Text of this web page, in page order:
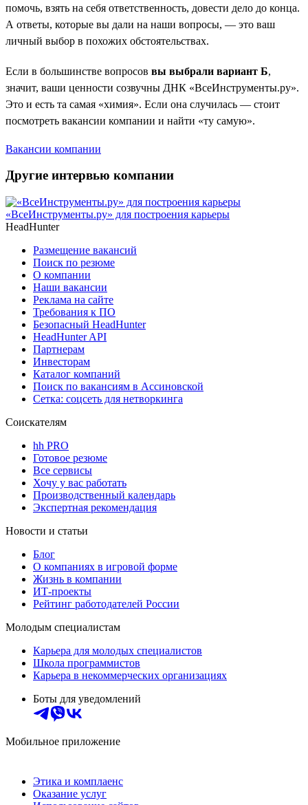
помочь, взять на себя ответственность, довести дело до конца.
А ответы, которые вы дали на наши вопросы, — это ваш
личный выбор в похожих обстоятельствах.
Если в большинстве вопросов вы выбрали вариант Б,
значит, ваши ценности созвучны ДНК «ВсеИнструменты.ру».
Это и есть та самая «химия». Если она случилась — стоит
посмотреть вакансии компании и найти «ту самую».
Вакансии компании
Другие интервью компании
«ВсеИнструменты.ру» для построения карьеры
HeadHunter
Размещение вакансий
Поиск по резюме
О компании
Наши вакансии
Реклама на сайте
Требования к ПО
Безопасный HeadHunter
HeadHunter API
Партнерам
Инвесторам
Каталог компаний
Поиск по вакансиям в Ассиновской
Сетка: соцсеть для нетворкинга
Соискателям
hh PRO
Готовое резюме
Все сервисы
Хочу у вас работать
Производственный календарь
Экспертная рекомендация
Новости и статьи
Блог
О компаниях в игровой форме
Жизнь в компании
ИТ-проекты
Рейтинг работодателей России
Молодым специалистам
Карьера для молодых специалистов
Школа программистов
Карьера в некоммерческих организациях
Боты для уведомлений
Мобильное приложение
Этика и комплаенс
Оказание услуг